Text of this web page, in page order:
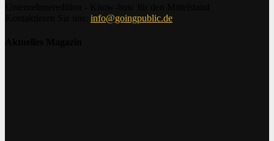
info@goingpublic.de